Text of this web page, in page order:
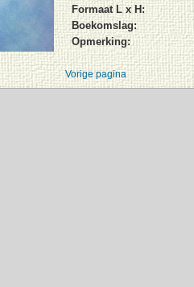
Formaat L x H:
Boekomslag:
Opmerking:
Vorige pagina